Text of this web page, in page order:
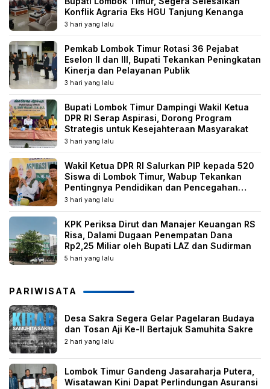
Konflik Agraria Eks HGU Tanjung Kenanga
3 hari yang lalu
Pemkab Lombok Timur Rotasi 36 Pejabat
Eselon II dan III, Bupati Tekankan Peningkatan
Kinerja dan Pelayanan Publik
3 hari yang lalu
Bupati Lombok Timur Dampingi Wakil Ketua
DPR RI Serap Aspirasi, Dorong Program
Strategis untuk Kesejahteraan Masyarakat
3 hari yang lalu
Wakil Ketua DPR RI Salurkan PIP kepada 520
Siswa di Lombok Timur, Wabup Tekankan
Pentingnya Pendidikan dan Pencegahan
Perkawinan Anak
3 hari yang lalu
KPK Periksa Dirut dan Manajer Keuangan RS
Risa, Dalami Dugaan Penempatan Dana
Rp2,25 Miliar oleh Bupati LAZ dan Sudirman
5 hari yang lalu
PARIWISATA
Desa Sakra Segera Gelar Pagelaran Budaya
dan Tosan Aji Ke-II Bertajuk Samuhita Sakre
2 hari yang lalu
Lombok Timur Gandeng Jasaraharja Putera,
Wisatawan Kini Dapat Perlindungan Asuransi